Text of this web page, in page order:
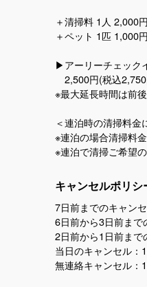
＋清掃料 1人 2,000
＋ペット 1匹 1,000
▶︎アーリーチェック
2,500円(税込2,750
※最大延長時間は前
＜連泊時の清掃料金
※連泊の場合清掃料
キャンセルポリシ
7日前までのキャン
6日前から3日前ま
2日前から1日前ま
当日のキャンセル：
無連絡キャンセル：